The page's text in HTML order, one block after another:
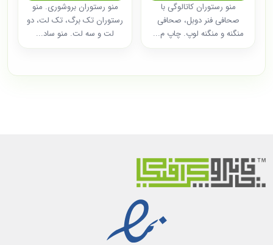
منو رستوران کاتالوگی با
صحافی فنر دوبل، صحافی
منگنه و منگنه لوپ. چاپ م...
منو رستوران بروشوری. منو
رستوران تک برگ، تک لت، دو
لت و سه لت. منو ساد...